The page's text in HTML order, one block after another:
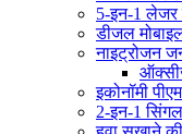
5-इन-1
डीजल
नाइट्रोजन
इकोनॉमी
2-इन-1